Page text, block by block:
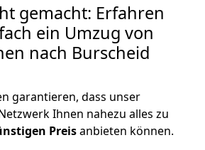
gemacht: Erfahren
ein Umzug von
nach Burscheid
garantieren, dass unser
Ihnen nahezu alles zu
Preisanbieten können.